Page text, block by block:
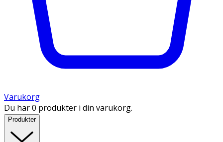
Varukorg
Du har 0 produkter i din varukorg.
Produkter